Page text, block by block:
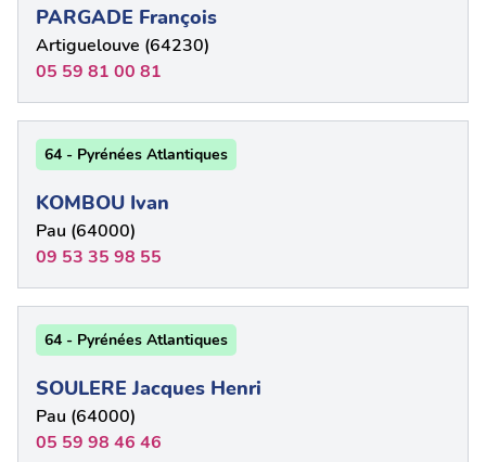
PARGADE François
Artiguelouve (64230)
05 59 81 00 81
64 - Pyrénées Atlantiques
KOMBOU Ivan
Pau (64000)
09 53 35 98 55
64 - Pyrénées Atlantiques
SOULERE Jacques Henri
Pau (64000)
05 59 98 46 46